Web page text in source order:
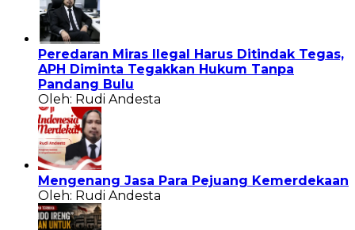
Peredaran Miras Ilegal Harus Ditindak Tegas,
APH Diminta Tegakkan Hukum Tanpa
Pandang Bulu
Oleh: Rudi Andesta
Mengenang Jasa Para Pejuang Kemerdekaan
Oleh: Rudi Andesta